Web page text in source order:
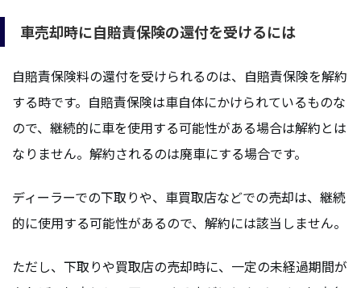
車売却時に自賠責保険の還付を受けるには
自賠責保険料の還付を受けられるのは、自賠責保険を解約
する時です。自賠責保険は車自体にかけられているものな
ので、継続的に車を使用する可能性がある場合は解約とは
なりません。解約されるのは廃車にする場合です。
ディーラーでの下取りや、車買取店などでの売却は、継続
的に使用する可能性があるので、解約には該当しません。
ただし、下取りや買取店の売却時に、一定の未経過期間が